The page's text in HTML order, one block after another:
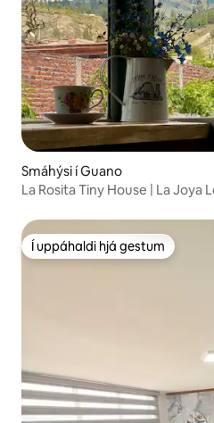
Smáhýsi í Guano
La Rosita Tiny House | La Joya
Í uppáhaldi hjá gestum
Í uppáhaldi hjá gestum